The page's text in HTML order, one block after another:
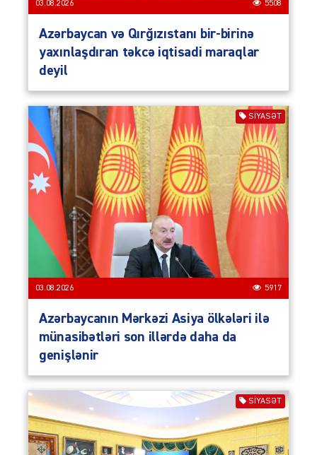
03.08.2026 5508
Azərbaycan və Qırğızıstanı bir-birinə
yaxınlaşdıran təkcə iqtisadi maraqlar
deyil
SIYASƏT
03.08.2026 5917
Azərbaycanın Mərkəzi Asiya ölkələri ilə
münasibətləri son illərdə daha da
genişlənir
SIYASƏT